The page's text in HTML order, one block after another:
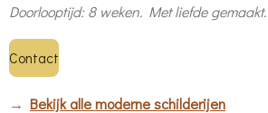
Doorlooptijd: 8 weken. Met liefde gemaakt.
Contact
→ Bekijk alle moderne schilderijen